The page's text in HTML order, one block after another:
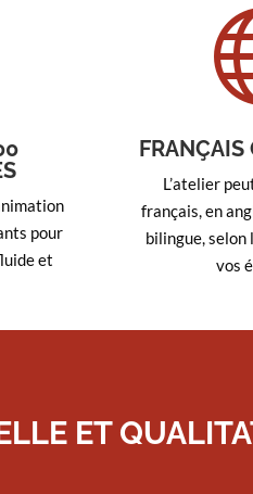
pour
et
FRANÇAIS
L’atelier
français, en
bilingue, selon
vos
ET